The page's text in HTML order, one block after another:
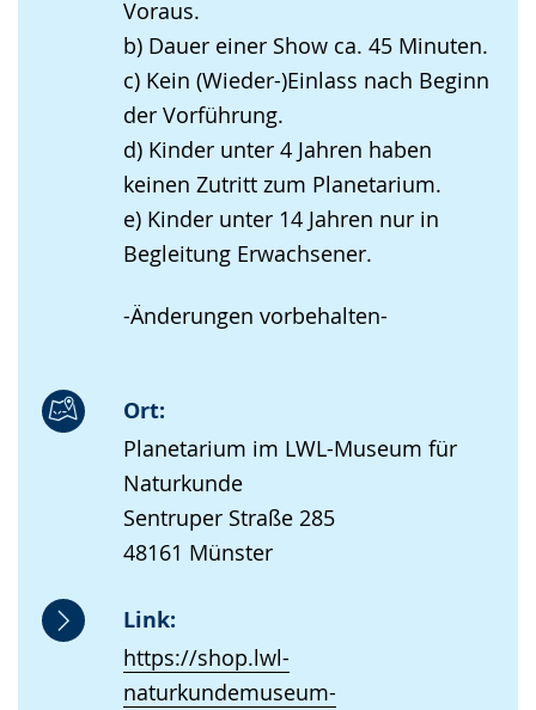
Voraus.
b) Dauer einer Show ca. 45 Minuten.
c) Kein (Wieder-)Einlass nach Beginn
der Vorführung.
d) Kinder unter 4 Jahren haben
keinen Zutritt zum Planetarium.
e) Kinder unter 14 Jahren nur in
Begleitung Erwachsener.
-Änderungen vorbehalten-
Ort:
Planetarium im LWL-Museum für
Naturkunde
Sentruper Straße 285
48161 Münster
Link:
https://shop.lwl-
naturkundemuseum-